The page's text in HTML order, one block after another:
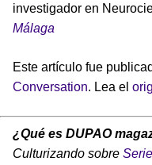
investigador en
Málaga
Este artículo fue
Conversation. Lea el
¿Qué es DUPAO
Culturizando sobre